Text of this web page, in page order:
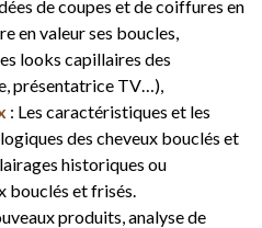
de coupes et de coiffures en
en valeur ses boucles,
looks capillaires des
présentatrice TV…),
: Les caractéristiques et les
des cheveux bouclés et
historiques ou
bouclés et frisés.
produits, analyse de